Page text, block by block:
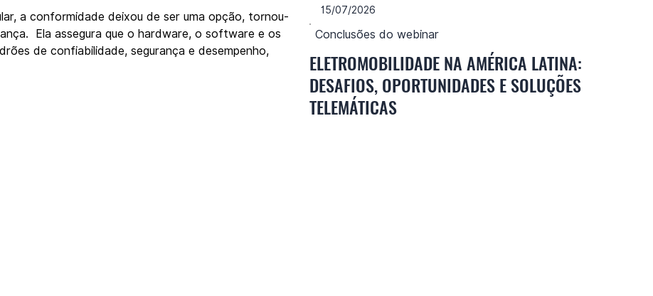
15/07/2026
Conclusões do webinar
ELETROMOBILIDADE NA AMÉRICA LATINA:
DESAFIOS, OPORTUNIDADES E SOLUÇÕES
TELEMÁTICAS
a conformidade deixou de ser uma opção, tornou-
Ela assegura que o hardware, o software e os
de confiabilidade, segurança e desempenho,